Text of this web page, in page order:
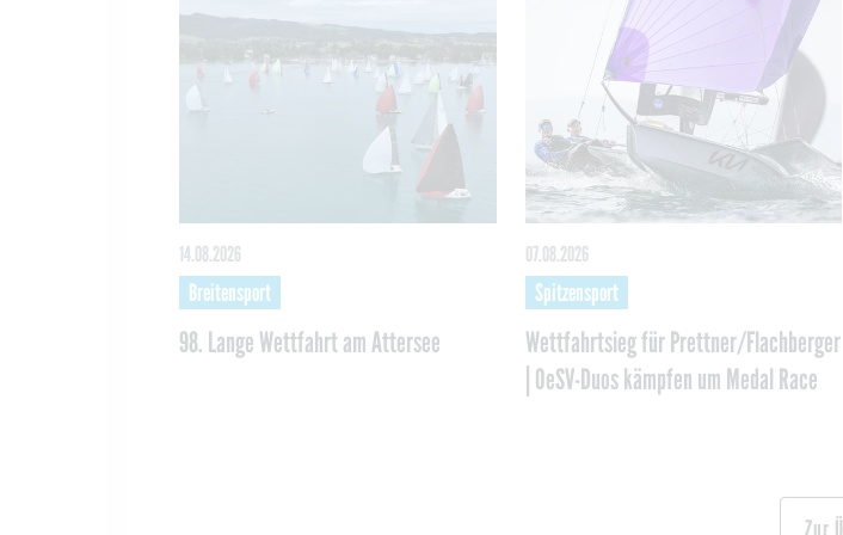
98. Lange Wettfahrt am Attersee
Breitensport
14.08.2026
Wettfahrtsieg für Prettner/Flachberger
| OeSV-Duos kämpfen um Medal Race
Spitzensport
07.08.2026
Zur